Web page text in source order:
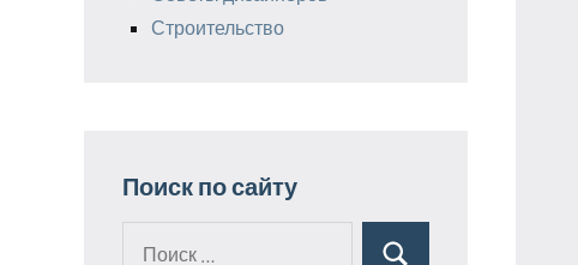
Строительство
Поиск по сайту